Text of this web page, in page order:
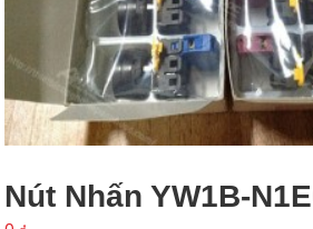
Nút Nhấn YW1B-